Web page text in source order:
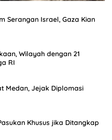
Serangan Israel, Gaza Kian
Wilayah dengan 21
RI
Medan, Jejak Diplomasi
Khusus jika Ditangkap